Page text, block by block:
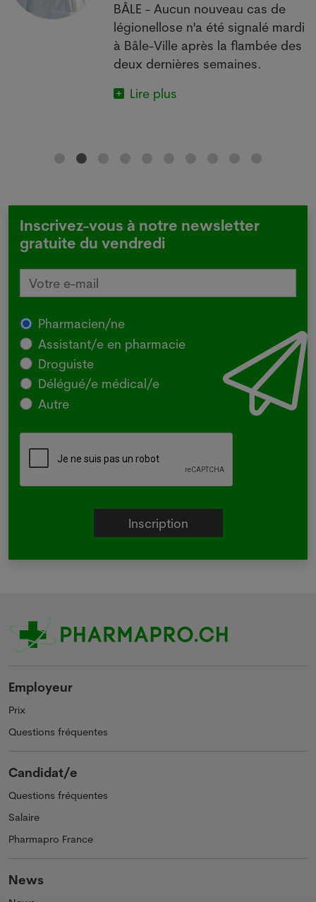
BÂLE - Aucun nouveau cas de
légionellose n'a été signalé mardi
à Bâle-Ville après la flambée des
deux dernières semaines.
Lire plus
Inscrivez-vous à notre newsletter
gratuite du vendredi
Pharmacien/ne
Assistant/e en pharmacie
Droguiste
Délégué/e médical/e
Autre
Employeur
Prix
Questions fréquentes
Candidat/e
Questions fréquentes
Salaire
Pharmapro France
News